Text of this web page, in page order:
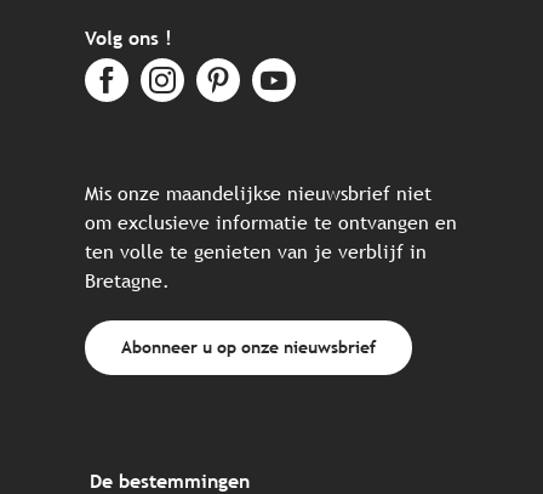
Volg ons !
Mis onze maandelijkse nieuwsbrief niet
om exclusieve informatie te ontvangen en
ten volle te genieten van je verblijf in
Bretagne.
Abonneer u op onze nieuwsbrief
De bestemmingen